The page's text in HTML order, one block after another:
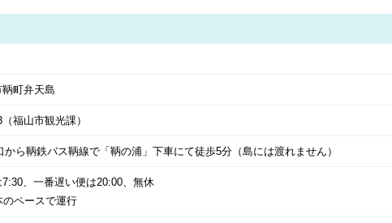
町弁天島
福山市観光課）
から鞆鉄バス鞆線で「鞆の浦」下車にて徒歩5分（島には渡れません）
、一番遅い便は20:00、無休
ペースで運行